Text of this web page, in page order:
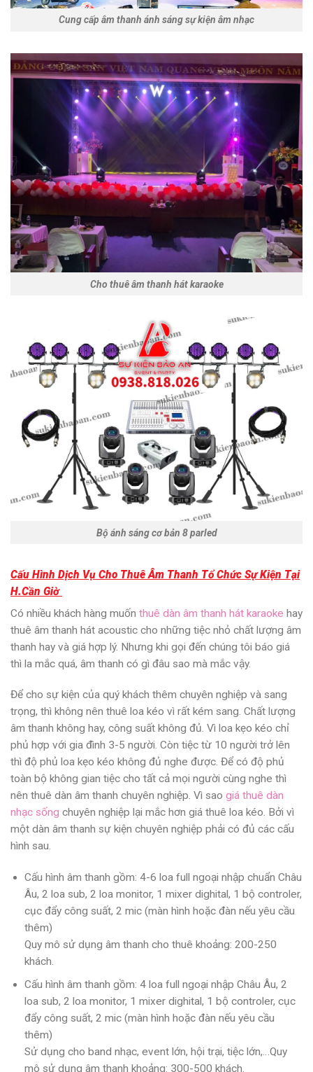
Cung cấp âm thanh ánh sáng sự kiện âm nhạc
Cho thuê âm thanh hát karaoke
Bộ ánh sáng cơ bản 8 parled
Cấu Hình Dịch Vụ Cho Thuê Âm Thanh Tổ Chức Sự Kiện Tại
H.Cần Giờ
Có nhiều khách hàng muốn thuê dàn âm thanh hát karaoke hay
thuê âm thanh hát acoustic cho những tiệc nhỏ chất lượng âm
thanh hay và giá hợp lý. Nhưng khi gọi đến chúng tôi báo giá
thì la mắc quá, âm thanh có gì đâu sao mà mắc vậy.
Để cho sự kiện của quý khách thêm chuyên nghiệp và sang
trọng, thì không nên thuê loa kéo vì rất kém sang. Chất lượng
âm thanh không hay, công suất không đủ. Vì loa kẹo kéo chỉ
phủ hợp với gia đình 3-5 người. Còn tiệc từ 10 người trở lên
thì độ phủ loa kẹo kéo không đủ nghe được. Để có độ phủ
toàn bộ không gian tiệc cho tất cả mọi người cùng nghe thì
nên thuê dàn âm thanh chuyên nghiệp. Vì sao giá thuê dàn
nhạc sống chuyên nghiệp lại mắc hơn giá thuê loa kéo. Bởi vì
một dàn âm thanh sự kiện chuyên nghiệp phải có đủ các cấu
hình sau.
Cấu hình âm thanh gồm: 4-6 loa full ngoại nhập chuẩn Châu
Âu, 2 loa sub, 2 loa monitor, 1 mixer dighital, 1 bộ controler,
cục đẩy công suất, 2 mic (màn hình hoặc đàn nếu yêu cầu
thêm)
Quy mô sử dụng âm thanh cho thuê khoảng: 200-250
khách.
Cấu hình âm thanh gồm: 4 loa full ngoại nhập Châu Âu, 2
loa sub, 2 loa monitor, 1 mixer dighital, 1 bộ controler, cục
đẩy công suất, 2 mic (màn hình hoặc đàn nếu yêu cầu
thêm)
Sử dụng cho band nhạc, event lớn, hội trại, tiệc lớn,…Quy
mô sử dụng âm thanh khoảng: 300-500 khách.